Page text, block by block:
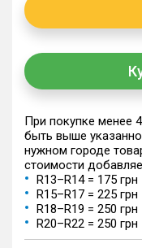
При покупке менее
быть выше
нужном городе
стоимости
R13–R14 = 175
R15–R17 = 225
R18–R19 = 250
R20–R22 = 250